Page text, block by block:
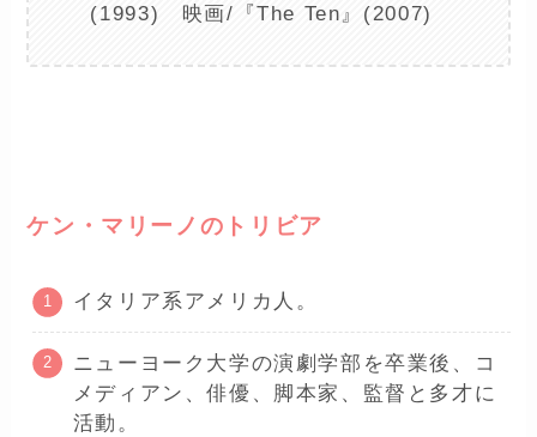
(1993) 映画/『The Ten』(2007)
ケン・マリーノのトリビア
イタリア系アメリカ人。
ニューヨーク大学の演劇学部を卒業後、コ
メディアン、俳優、脚本家、監督と多才に
活動。